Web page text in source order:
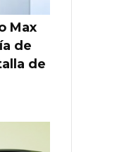
Max
de
de